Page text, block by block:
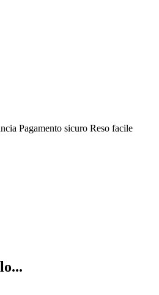
Pagamento sicuro Reso facile